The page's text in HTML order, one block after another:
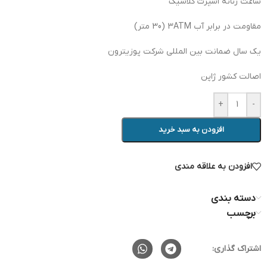
مقاومت در برابر آب 3ATM (30 متر)
یک سال ضمانت بین المللی شرکت پوزیترون
اصالت کشور ژاپن
-
+
افزودن به سبد خرید
افزودن به علاقه مندی
دسته بندی
برچسب
اشتراک گذاری: